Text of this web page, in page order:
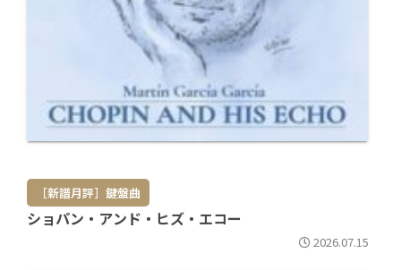
［新譜月評］鍵盤曲
ショパン・アンド・ヒズ・エコー
2026.07.15